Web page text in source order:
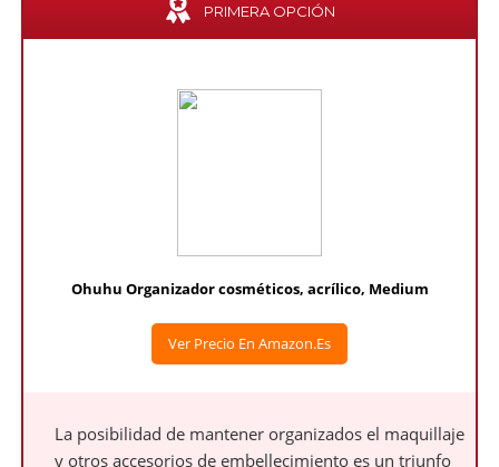
PRIMERA OPCIÓN
Ohuhu Organizador cosméticos, acrílico, Medium
Ver Precio En Amazon.es
La posibilidad de mantener organizados el maquillaje
y otros accesorios de embellecimiento es un triunfo